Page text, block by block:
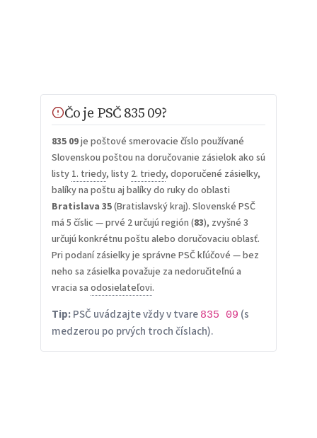
Čo je PSČ 835 09?
835 09je poštové smerovacie číslo používané
Slovenskou poštou na doručovanie zásielok ako sú
listy 1. triedy, listy 2. triedy, doporučené zásielky,
balíky na poštu aj balíky do ruky do oblasti
Bratislava 35(Bratislavský kraj). Slovenské PSČ
má 5 číslic — prvé 2 určujú región (83), zvyšné 3
určujú konkrétnu poštu alebo doručovaciu oblasť.
Pri podaní zásielky je správne PSČ kľúčové — bez
neho sa zásielka považuje za nedoručiteľnú a
vracia sa odosielateľovi.
Tip:PSČ uvádzajte vždy v tvare 835 09 (s
medzerou po prvých troch číslach).